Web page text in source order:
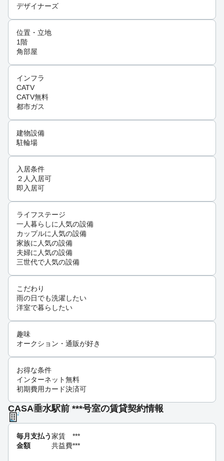
デザイナーズ
位置・立地
1階
角部屋
インフラ
CATV
CATV無料
都市ガス
建物設備
駐輪場
入居条件
２人入居可
即入居可
ライフステージ
一人暮らしに人気の設備
カップルに人気の設備
家族に人気の設備
夫婦に人気の設備
三世代で人気の設備
こだわり
雨の日でも洗濯したい
洋室で暮らしたい
趣味
オークション・通販が好き
お得な条件
インターネット無料
初期費用カード決済可
CASA垂水駅前 ***号室の賃貸契約情報
毎月支払う
金額
家賃
***
共益費***